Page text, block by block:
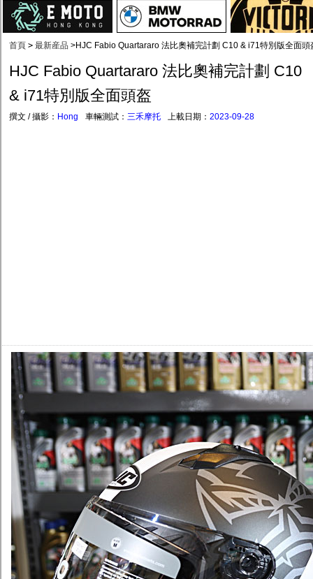
首頁 > 最新産品 >HJC Fabio Quartararo 法比奧補完計劃 C10 & i71特別版全面頭
HJC Fabio Quartararo 法比奧補完計劃 C10
& i71特別版全面頭盔
撰文 / 攝影： Hong 車輛測試： 三禾摩托 上載日期： 2023-09-28